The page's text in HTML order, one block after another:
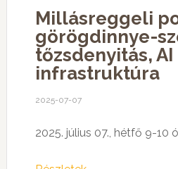
Millásreggeli
görögdinnye-
tőzsdenyitás, AI
infrastruktúra
2025-07-07
2025. július 07., hétfő 9-10